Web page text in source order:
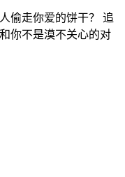
偷走你爱的饼干？ 追
你不是漠不关心的对